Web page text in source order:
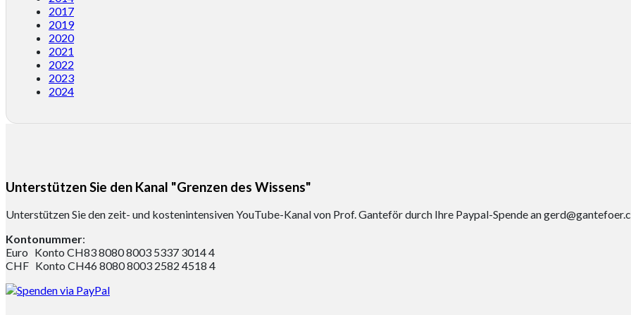
2017
2019
2020
2021
2022
2023
2024
Unterstützen Sie den Kanal "Grenzen des Wissens"
Unterstützen Sie den zeit- und kostenintensiven YouTube-Kanal von Prof. Ganteför durch Ihre Paypal-Spende an
Kontonummer:
Euro Konto CH83 8080 8003 5337 3014 4
CHF Konto CH46 8080 8003 2582 4518 4